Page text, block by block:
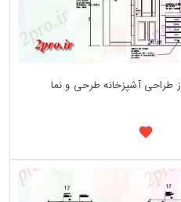
طراحی آشپزخانه طرحی و نما